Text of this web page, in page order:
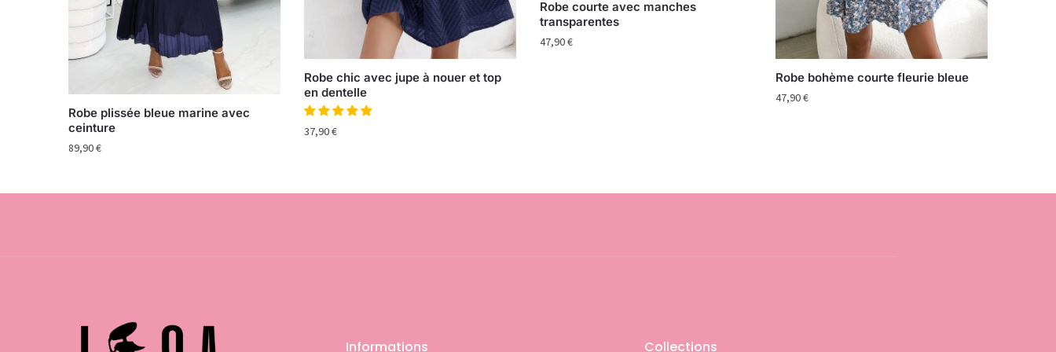
Robe plissée bleue marine avec
ceinture
89,90€
Robe chic avec jupe à nouer et top
en dentelle
37,90€
Robe courte avec manches
transparentes
47,90€
Robe bohème courte fleurie bleue
47,90€
Informations Collections